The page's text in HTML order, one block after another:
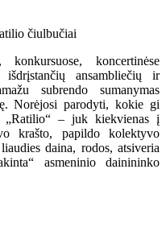
koncertinėse
išdrįstančių ansambliečių ir
subrendo sumanymas
Norėjosi parodyti, kokie gi
„Ratilio“ – juk kiekvienas į
krašto, papildo kolektyvo
daina, rodos, atsiveria
asmeninio dainininko